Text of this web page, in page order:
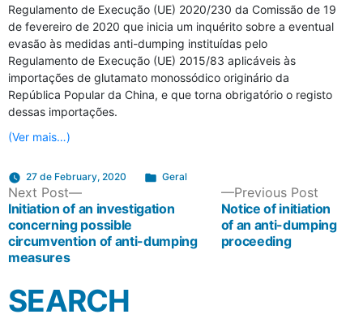
Regulamento de Execução (UE) 2020/230 da Comissão de 19
de fevereiro de 2020 que inicia um inquérito sobre a eventual
evasão às medidas anti-dumping instituídas pelo
Regulamento de Execução (UE) 2015/83 aplicáveis às
importações de glutamato monossódico originário da
República Popular da China, e que torna obrigatório o registo
dessas importações.
(Ver mais…)
27 de February, 2020
Posted
Geral
POST
NAVIGATION
Previous Post
post:
Notice of initiation
of an anti-dumping
proceeding
Next Post
Next
post:
Initiation of an investigation
concerning possible
circumvention of anti-dumping
measures
SEARCH